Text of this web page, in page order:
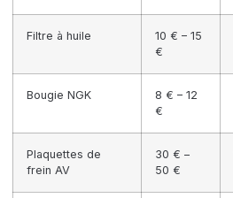
Filtre à huile
10 € – 15
€
Bougie NGK
8 € – 12
€
Plaquettes de
frein AV
30 € –
50 €